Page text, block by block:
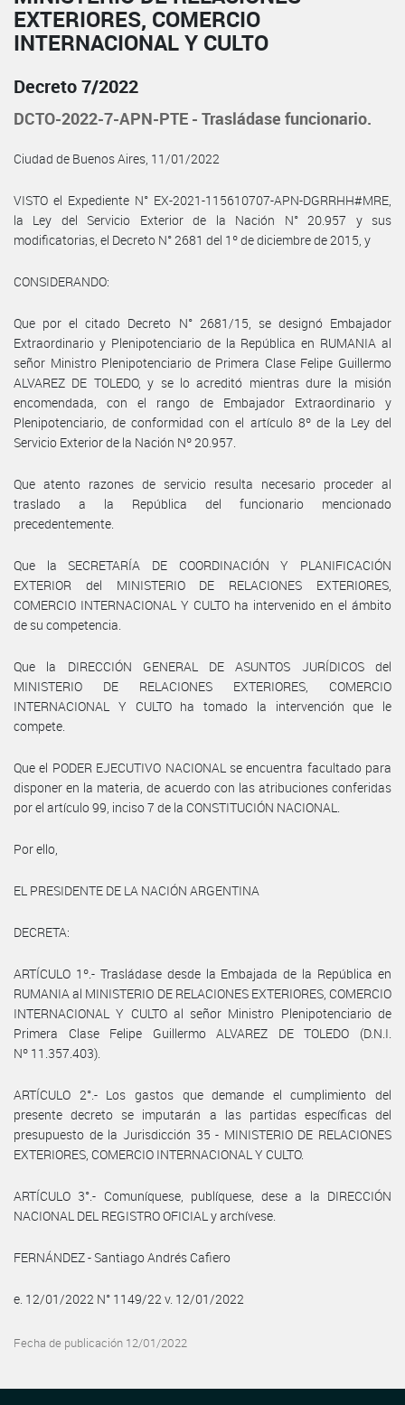
EXTERIORES, COMERCIO
INTERNACIONAL Y CULTO
Decreto 7/2022
DCTO-2022-7-APN-PTE - Trasládase funcionario.
Ciudad de Buenos Aires, 11/01/2022
VISTO el Expediente N° EX-2021-115610707-APN-DGRRHH#MRE,
la Ley del Servicio Exterior de la Nación N° 20.957 y sus
modificatorias, el Decreto N° 2681 del 1º de diciembre de 2015, y
CONSIDERANDO:
Que por el citado Decreto N° 2681/15, se designó Embajador
Extraordinario y Plenipotenciario de la República en RUMANIA al
señor Ministro Plenipotenciario de Primera Clase Felipe Guillermo
ALVAREZ DE TOLEDO, y se lo acreditó mientras dure la misión
encomendada, con el rango de Embajador Extraordinario y
Plenipotenciario, de conformidad con el artículo 8º de la Ley del
Servicio Exterior de la Nación Nº 20.957.
Que atento razones de servicio resulta necesario proceder al
traslado a la República del funcionario mencionado
precedentemente.
Que la SECRETARÍA DE COORDINACIÓN Y PLANIFICACIÓN
EXTERIOR del MINISTERIO DE RELACIONES EXTERIORES,
COMERCIO INTERNACIONAL Y CULTO ha intervenido en el ámbito
de su competencia.
Que la DIRECCIÓN GENERAL DE ASUNTOS JURÍDICOS del
MINISTERIO DE RELACIONES EXTERIORES, COMERCIO
INTERNACIONAL Y CULTO ha tomado la intervención que le
compete.
Que el PODER EJECUTIVO NACIONAL se encuentra facultado para
disponer en la materia, de acuerdo con las atribuciones conferidas
por el artículo 99, inciso 7 de la CONSTITUCIÓN NACIONAL.
Por ello,
EL PRESIDENTE DE LA NACIÓN ARGENTINA
DECRETA:
ARTÍCULO 1º.- Trasládase desde la Embajada de la República en
RUMANIA al MINISTERIO DE RELACIONES EXTERIORES, COMERCIO
INTERNACIONAL Y CULTO al señor Ministro Plenipotenciario de
Primera Clase Felipe Guillermo ALVAREZ DE TOLEDO (D.N.I.
Nº 11.357.403).
ARTÍCULO 2°.- Los gastos que demande el cumplimiento del
presente decreto se imputarán a las partidas específicas del
presupuesto de la Jurisdicción 35 - MINISTERIO DE RELACIONES
EXTERIORES, COMERCIO INTERNACIONAL Y CULTO.
ARTÍCULO 3°.- Comuníquese, publíquese, dese a la DIRECCIÓN
NACIONAL DEL REGISTRO OFICIAL y archívese.
FERNÁNDEZ - Santiago Andrés Cafiero
e. 12/01/2022 N° 1149/22 v. 12/01/2022
Fecha de publicación 12/01/2022